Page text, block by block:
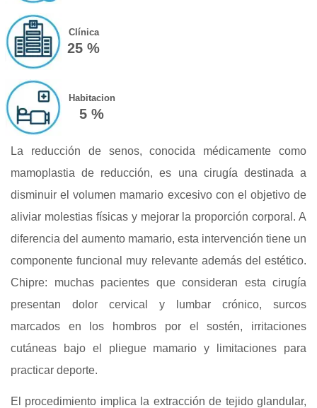
Clínica
25 %
Habitacion
5 %
La reducción de senos, conocida médicamente como
mamoplastia de reducción, es una cirugía destinada a
disminuir el volumen mamario excesivo con el objetivo de
aliviar molestias físicas y mejorar la proporción corporal. A
diferencia del aumento mamario, esta intervención tiene un
componente funcional muy relevante además del estético.
Chipre: muchas pacientes que consideran esta cirugía
presentan dolor cervical y lumbar crónico, surcos
marcados en los hombros por el sostén, irritaciones
cutáneas bajo el pliegue mamario y limitaciones para
practicar deporte.
El procedimiento implica la extracción de tejido glandular,